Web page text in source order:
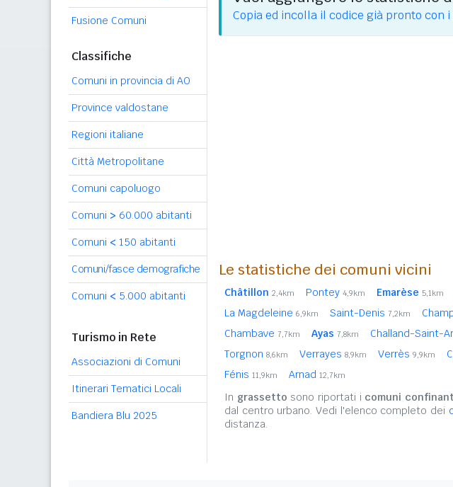
Fusione Comuni
Classifiche
Comuni in provincia di AO
Province valdostane
Regioni italiane
Città Metropolitane
Comuni capoluogo
Comuni > 60.000 abitanti
Comuni < 150 abitanti
Comuni/fasce demografiche
Comuni < 5.000 abitanti
Turismo in Rete
Associazioni di Comuni
Itinerari Tematici Locali
Bandiera Blu 2025
Copia ed incolla il codice già pronto con
Le statistiche dei comuni vicini
Châtillon 2,4km Pontey 4,9km Emarèse 5,1km
La Magdeleine 6,9km Saint-Denis 7,2km
Chambave 7,7km Ayas 7,8km Challand-Saint-
Torgnon 8,6km Verrayes 8,9km Verrès 9,9km
Fénis 11,9km Arnad 12,7km
In grassetto sono riportati i comuni
dal centro urbano. Vedi l'elenco completo dei
distanza.